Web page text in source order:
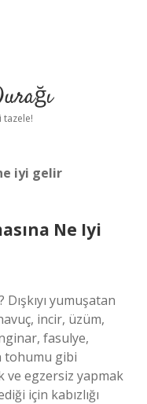
tazele!
iyi gelir
Ne Iyi
Dışkıyı yumuşatan
incir, üzüm,
fasulye,
tohumu gibi
ve egzersiz yapmak
için kabızlığı